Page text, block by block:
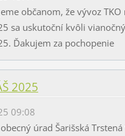
občanom, že vývoz
sa uskutoční kvôli
Ďakujem za pochopenie
2025
09:08
úrad Šarišská